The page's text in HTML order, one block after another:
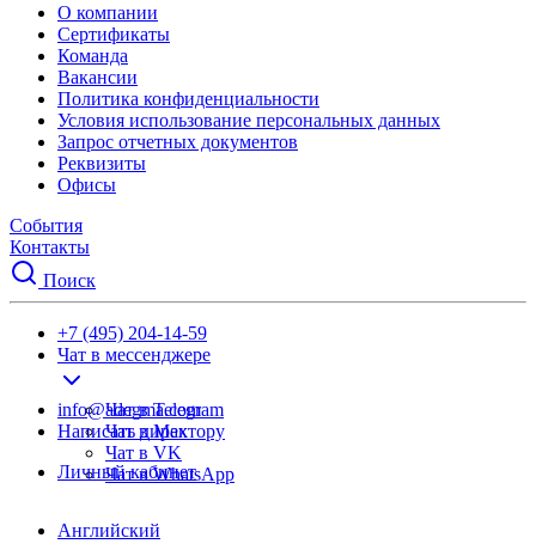
О компании
Сертификаты
Команда
Вакансии
Политика конфиденциальности
Условия использование персональных данных
Запрос отчетных документов
Реквизиты
Офисы
События
Контакты
Поиск
+7 (495) 204-14-59
Чат в мессенджере
Чат в Telegram
Чат в Max
Чат в VK
Чат в WhatsApp
info@adegma.com
Написать директору
Личный кабинет
Английский